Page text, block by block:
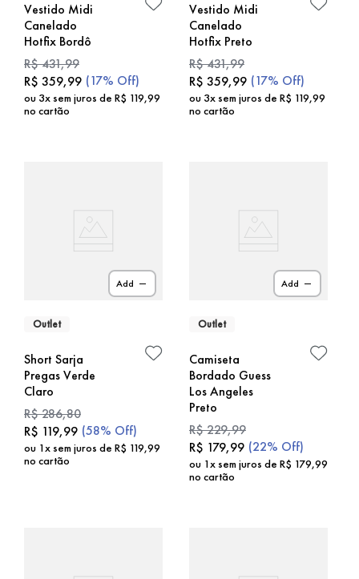
Vestido Midi
Canelado
Hotfix Bordô
R$431,99
R$ 359,99 (17% Off)
ou 3x sem juros de R$ 119,99
no cartão
Vestido Midi
Canelado
Hotfix Preto
R$431,99
R$ 359,99 (17% Off)
ou 3x sem juros de R$ 119,99
no cartão
Add
Outlet
Short Sarja
Pregas Verde
Claro
R$286,80
R$ 119,99 (58% Off)
ou 1x sem juros de R$ 119,99
no cartão
Add
Outlet
Camiseta
Bordado Guess
Los Angeles
Preto
R$229,99
R$ 179,99 (22% Off)
ou 1x sem juros de R$ 179,99
no cartão